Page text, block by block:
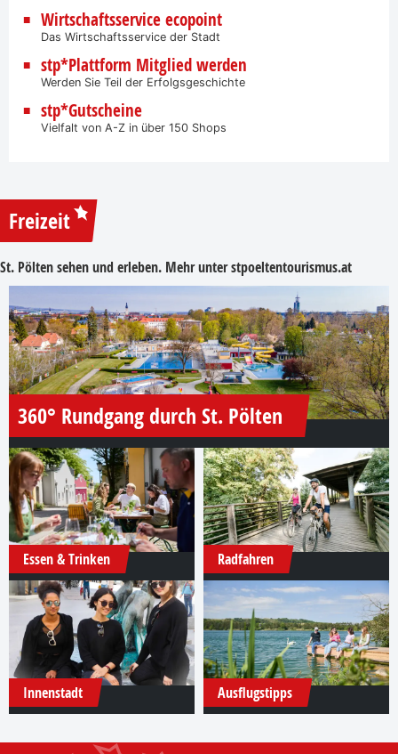
Wirtschaftsservice ecopoint
Das Wirtschaftsservice der Stadt
stp*Plattform Mitglied werden
Werden Sie Teil der Erfolgsgeschichte
stp*Gutscheine
Vielfalt von A-Z in über 150 Shops
Freizeit
St. Pölten sehen und erleben. Mehr unterstpoeltentourismus.at
360° Rundgang durch St. Pölten
Essen & Trinken Radfahren
Innenstadt Ausflugstipps